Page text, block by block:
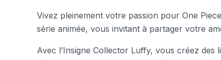
Vivez pleinement votre passion pour One
série animée, vous invitant à partager votre
Avec l’Insigne Collector Luffy, vous créez des